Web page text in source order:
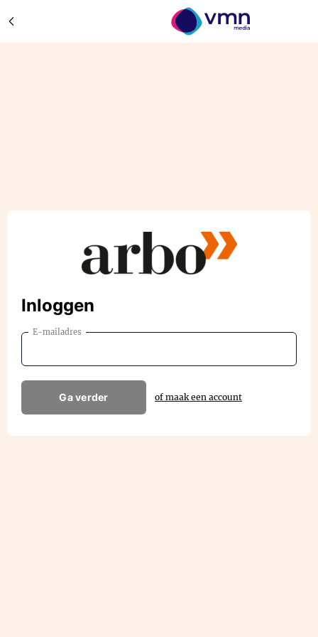
Inloggen
E-mailadres
Ga verder of maak een account